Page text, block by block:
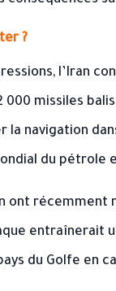
?
l’Iran
000 missiles
la navigation
du pétrole
ont
entraînerait
du Golfe en